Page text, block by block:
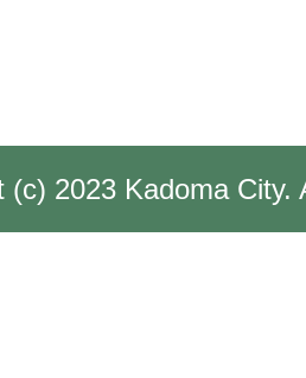
(c) 2023 Kadoma City.